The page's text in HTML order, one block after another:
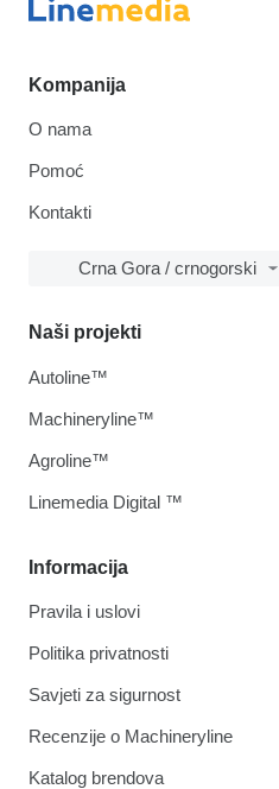
Kompanija
O nama
Pomoć
Kontakti
Crna Gora / crnogorski
Informacija
Pravila i uslovi
Politika privatnosti
Savjeti za sigurnost
Recenzije o Machineryline
Katalog brendova
Naši projekti
Autoline™
Machineryline™
Agroline™
Linemedia Digital ™